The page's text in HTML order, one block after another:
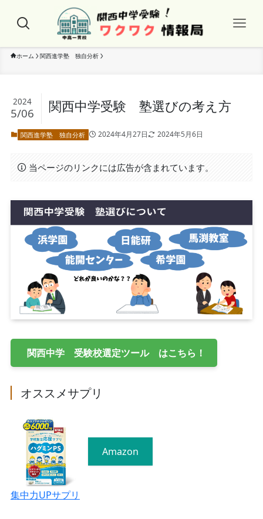
ホーム 関西進学塾 独自分析
関西中学受験 塾選びの考え方
2024
5/06
関西進学塾 独自分析 2024年4月27日 2024年5月6日
当ページのリンクには広告が含まれています。
関西中学 受験校選定ツール はこちら！
オススメサプリ
Amazon
集中力UPサプリ